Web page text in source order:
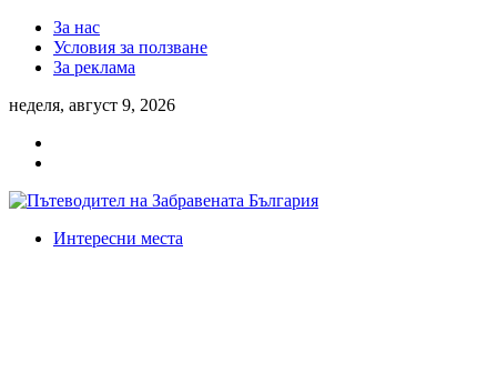
За нас
Условия за ползване
За реклама
неделя, август 9, 2026
Интересни места